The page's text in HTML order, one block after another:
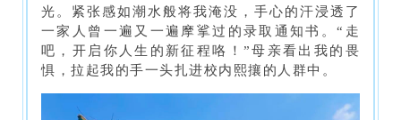
光。紧张感如潮水般将我淹没，手心的汗浸透了
一家人曾一遍又一遍摩挲过的录取通知书。“走
吧，开启你人生的新征程咯！”母亲看出我的畏
惧，拉起我的手一头扎进校内熙攘的人群中。